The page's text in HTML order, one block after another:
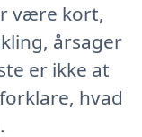
være kort,
årsager
er ikke at
hvad